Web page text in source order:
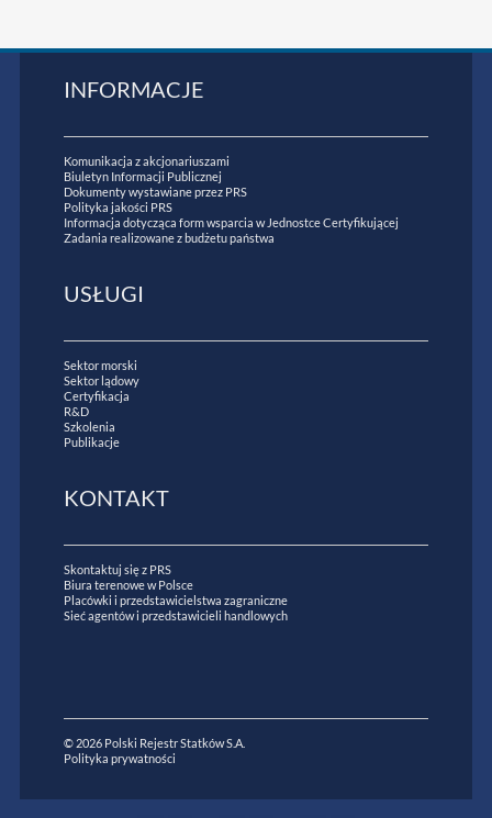
INFORMACJE
Komunikacja z akcjonariuszami
Biuletyn Informacji Publicznej
Dokumenty wystawiane przez PRS
Polityka jakości PRS
Informacja dotycząca form wsparcia w Jednostce Certyfikującej
Zadania realizowane z budżetu państwa
USŁUGI
Sektor morski
Sektor lądowy
Certyfikacja
R&D
Szkolenia
Publikacje
KONTAKT
Skontaktuj się z PRS
Biura terenowe w Polsce
Placówki i przedstawicielstwa zagraniczne
Sieć agentów i przedstawicieli handlowych
© 2026 Polski Rejestr Statków S.A.
Polityka prywatności